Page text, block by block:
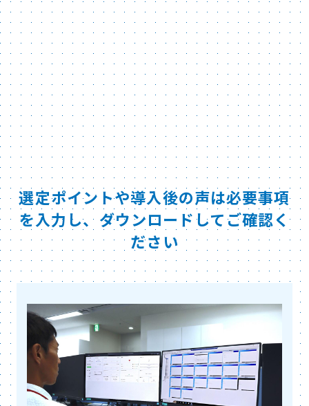
選定ポイントや導入後の声は必要事項
を入力し、ダウンロードしてご確認く
ださい